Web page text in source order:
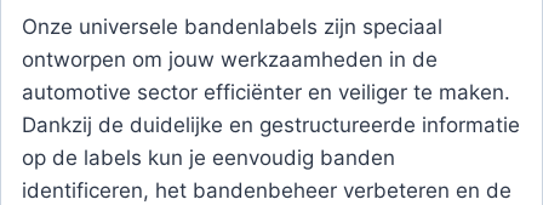
Onze universele bandenlabels zijn speciaal
ontworpen om jouw werkzaamheden in de
automotive sector efficiënter en veiliger te maken.
Dankzij de duidelijke en gestructureerde informatie
op de labels kun je eenvoudig banden
identificeren, het bandenbeheer verbeteren en de